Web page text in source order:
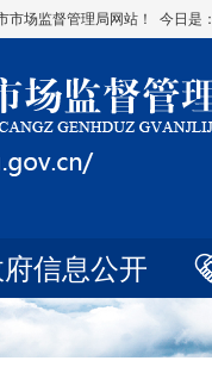
市场监督管理局网站！ 今日是
信息公开